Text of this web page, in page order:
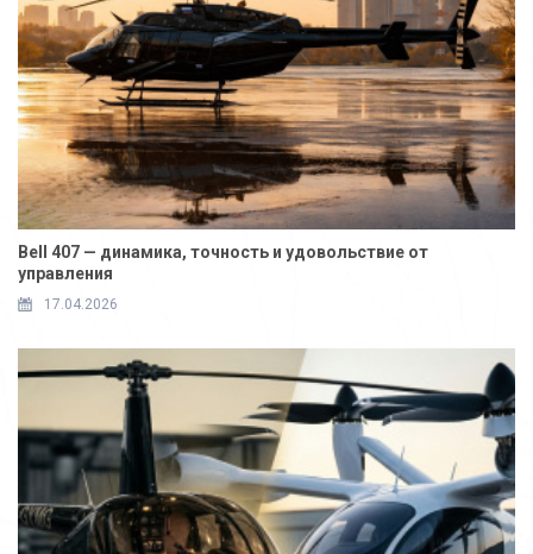
Bell 407 — динамика, точность и удовольствие от
управления
17.04.2026